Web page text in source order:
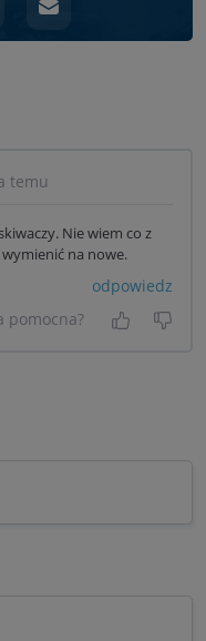
temu
Nie wiem co z
na nowe.
odpowiedz
pomocna?
Tak, była
Nie